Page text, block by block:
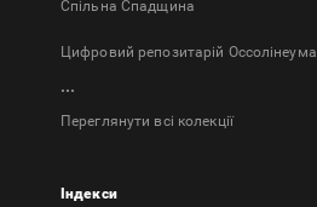
Спільна Спадщина
Цифровий репозитарій Оссолінеума
...
Переглянути всі колекції
Індекси